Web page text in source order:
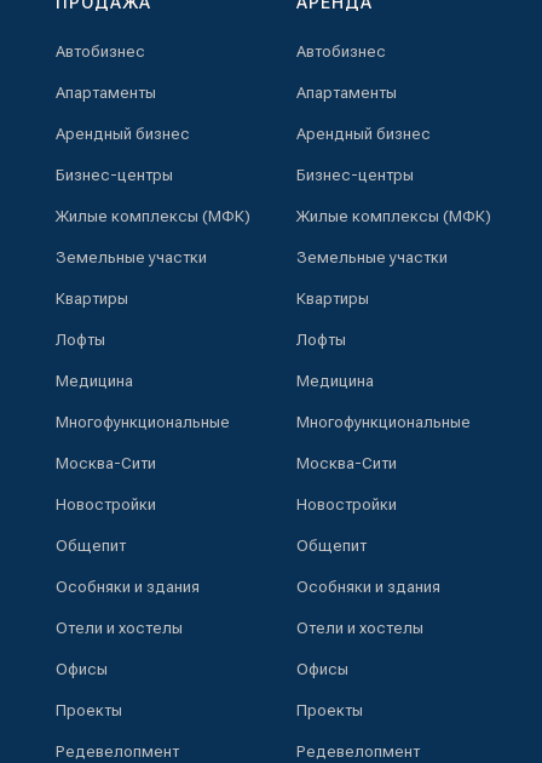
Автобизнес
Апартаменты
Арендный бизнес
Бизнес-центры
Жилые комплексы (МФК)
Земельные участки
Квартиры
Лофты
Медицина
Многофункциональные
Москва-Сити
Новостройки
Общепит
Особняки и здания
Отели и хостелы
Офисы
Проекты
Редевелопмент
Автобизнес
Апартаменты
Арендный бизнес
Бизнес-центры
Жилые комплексы (МФК)
Земельные участки
Квартиры
Лофты
Медицина
Многофункциональные
Москва-Сити
Новостройки
Общепит
Особняки и здания
Отели и хостелы
Офисы
Проекты
Редевелопмент